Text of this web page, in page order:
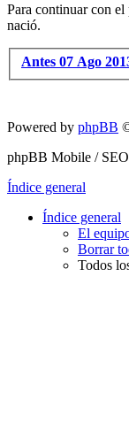
Para continuar con
nació.
Antes 07 Ago
Powered by phpBB
phpBB Mobile /
Índice general
Índice general
El
Borrar
Todos